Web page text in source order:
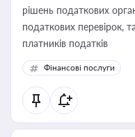
рішень податкових
податкових перевірок,
платників податків
Фінансові послуги